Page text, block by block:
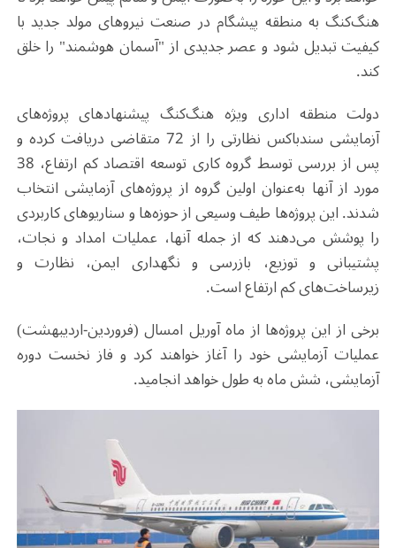
هنگ‌کنگ به منطقه پیشگام در صنعت نیروهای مولد جدید با
کیفیت تبدیل شود و عصر جدیدی از "آسمان هوشمند" را خلق
کند.
دولت منطقه اداری ویژه هنگ‌کنگ پیشنهادهای پروژه‌های
آزمایشی سندباکس نظارتی را از 72 متقاضی دریافت کرده و
پس از بررسی توسط گروه کاری توسعه اقتصاد کم ارتفاع، 38
مورد از آنها به‌عنوان اولین گروه از پروژه‌های آزمایشی انتخاب
شدند. این پروژه‌ها طیف وسیعی از حوزه‌ها و سناریوهای کاربردی
را پوشش می‌دهند که از جمله آنها، عملیات امداد و نجات،
پشتیبانی و توزیع، بازرسی و نگهداری ایمن، نظارت و
زیرساخت‌های کم ارتفاع است.
برخی از این پروژه‌ها از ماه آوریل امسال (فروردین-اردیبهشت)
عملیات آزمایشی خود را آغاز خواهند کرد و فاز نخست دوره
آزمایشی، شش ماه به طول خواهد انجامید.